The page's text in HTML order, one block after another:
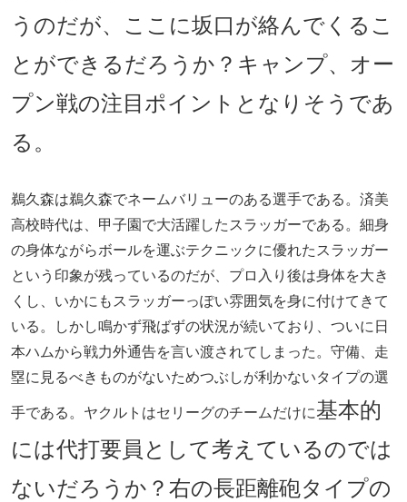
うのだが、ここに坂口が絡んでくるこ
とができるだろうか？キャンプ、オー
プン戦の注目ポイントとなりそうであ
る。
鵜久森は鵜久森でネームバリューのある選手である。済美
高校時代は、甲子園で大活躍したスラッガーである。細身
の身体ながらボールを運ぶテクニックに優れたスラッガー
という印象が残っているのだが、プロ入り後は身体を大き
くし、いかにもスラッガーっぽい雰囲気を身に付けてきて
いる。しかし鳴かず飛ばずの状況が続いており、ついに日
本ハムから戦力外通告を言い渡されてしまった。守備、走
塁に見るべきものがないためつぶしが利かないタイプの選
手である。ヤクルトはセリーグのチームだけに基本的
には代打要員として考えているのでは
ないだろうか？右の長距離砲タイプの